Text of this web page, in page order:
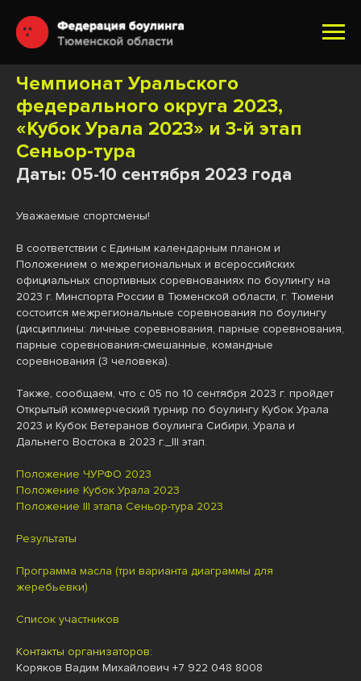
Чемпионат Уральского
федерального округа 2023,
«Кубок Урала 2023» и 3-й этап
Сеньор-тура
Даты: 05-10 сентября 2023 года
Уважаемые спортсмены!
В соответствии с Единым календарным планом и
Положением о межрегиональных и всероссийских
официальных спортивных соревнованиях по боулингу на
2023 г. Минспорта России в Тюменской области, г. Тюмени
состоится межрегиональные соревнования по боулингу
(дисциплины: личные соревнования, парные соревнования,
парные соревнования-смешанные, командные
соревнования (3 человека).
Также, сообщаем, что с 05 по 10 сентября 2023 г. пройдет
Открытый коммерческий турнир по боулингу Кубок Урала
2023 и Кубок Ветеранов боулинга Сибири, Урала и
Дальнего Востока в 2023 г._III этап.
Положение ЧУРФО 2023
Положение Кубок Урала 2023
Положение III этапа Сеньор-тура 2023
Результаты
Программа масла (три варианта диаграммы для
жеребьевки)
Список участников
Контакты организаторов:
Коряков Вадим Михайлович +7 922 048 8008